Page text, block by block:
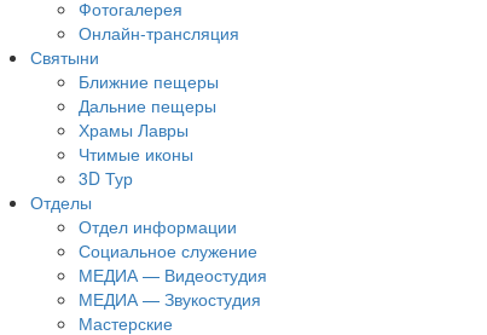
Фотогалерея
Онлайн-трансляция
Святыни
Ближние пещеры
Дальние пещеры
Храмы Лавры
Чтимые иконы
3D Тур
Отделы
Отдел информации
Социальное служение
МЕДИА — Видеостудия
МЕДИА — Звукостудия
Мастерские